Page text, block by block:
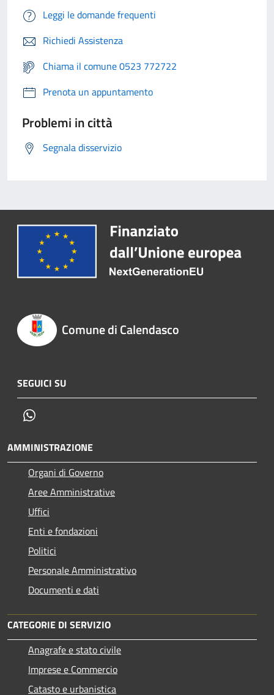
Leggi le domande frequenti
Richiedi Assistenza
Chiama il comune 0523 772722
Prenota un appuntamento
Problemi in città
Segnala disservizio
Comune di Calendasco
SEGUICI SU
AMMINISTRAZIONE
Organi di Governo
Aree Amministrative
Uffici
Enti e fondazioni
Politici
Personale Amministrativo
Documenti e dati
CATEGORIE DI SERVIZIO
Anagrafe e stato civile
Imprese e Commercio
Catasto e urbanistica